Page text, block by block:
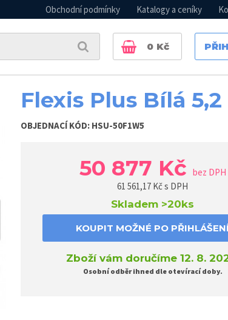
Obchodní podmínky Katalogy a ceníky
0 Kč
Flexis Plus Bílá
OBJEDNACÍ KÓD: HSU-50F1W5
50 877 Kč bez DPH
61 561,17 Kč s DPH
Skladem >20ks
KOUPIT MOŽNÉ PO
Zboží vám doručíme 12. 8.
Osobní odběr ihned dle otevírací doby.